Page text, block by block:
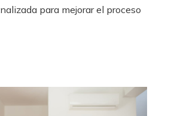
para mejorar el proceso